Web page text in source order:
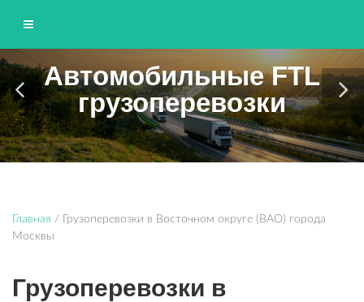
ЮНИТТРАНС
Грузоперевозки по Москве и области
Автомобильные FTL
грузоперевозки
Главная /
Грузоперевозки в Восточном округе (ВАО) города
Москвы
Грузоперевозки в